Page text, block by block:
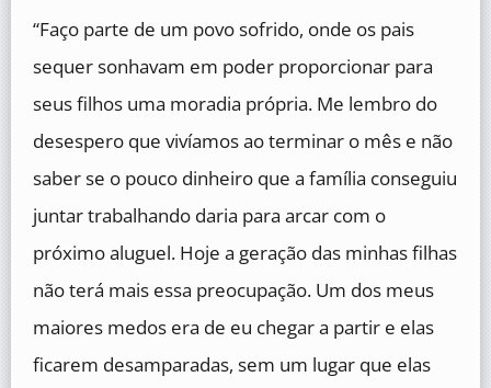
“Faço parte de um povo sofrido, onde os pais
sequer sonhavam em poder proporcionar para
seus filhos uma moradia própria. Me lembro do
desespero que vivíamos ao terminar o mês e não
saber se o pouco dinheiro que a família conseguiu
juntar trabalhando daria para arcar com o
próximo aluguel. Hoje a geração das minhas filhas
não terá mais essa preocupação. Um dos meus
maiores medos era de eu chegar a partir e elas
ficarem desamparadas, sem um lugar que elas